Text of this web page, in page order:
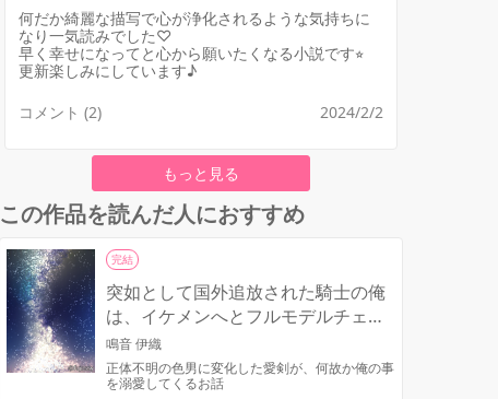
何だか綺麗な描写で心が浄化されるような気持ちに
なり一気読みでした♡
早く幸せになってと心から願いたくなる小説です⭐︎
更新楽しみにしています♪
コメント (2)
2024/2/2
もっと見る
この作品を読んだ人におすすめ
完結
突如として国外追放された騎士の俺
は、イケメンへとフルモデルチェン
ジした愛剣から偏愛されています。
鳴音 伊織
正体不明の色男に変化した愛剣が、何故か俺の事
を溺愛してくるお話